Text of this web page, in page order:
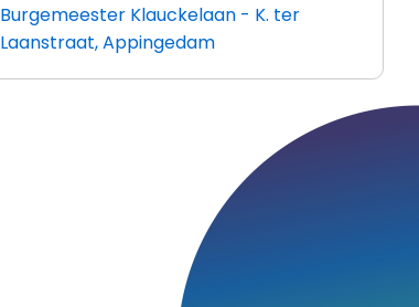
Burgemeester Klauckelaan - K. ter
Laanstraat, Appingedam